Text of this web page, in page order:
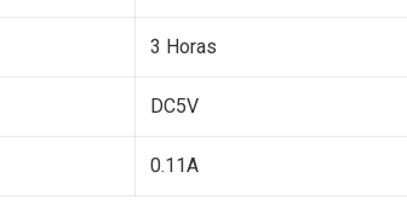
3 Horas
DC5V
0.11A